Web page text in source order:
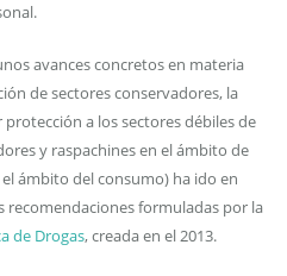
avances concretos en materia
de sectores conservadores, la
a los sectores débiles de
y raspachines en el ámbito de
ámbito del consumo) ha ido en
recomendaciones formuladas por la
de Drogas, creada en el 2013.